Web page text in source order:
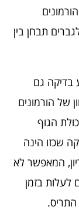
תבחן בין
בדיקה גם
של הורמונים
הגוף
שכזו הינה
המאפשר לא
לעלות בזמן